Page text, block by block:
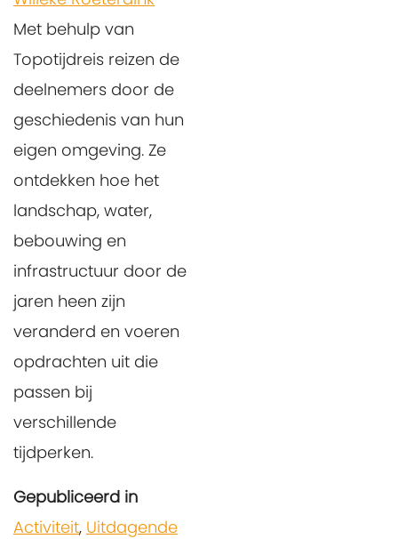
Met behulp van
Topotijdreis reizen de
deelnemers door de
geschiedenis van hun
eigen omgeving. Ze
ontdekken hoe het
landschap, water,
bebouwing en
infrastructuur door de
jaren heen zijn
veranderd en voeren
opdrachten uit die
passen bij
verschillende
tijdperken.
Gepubliceerd in
Activiteit, Uitdagende